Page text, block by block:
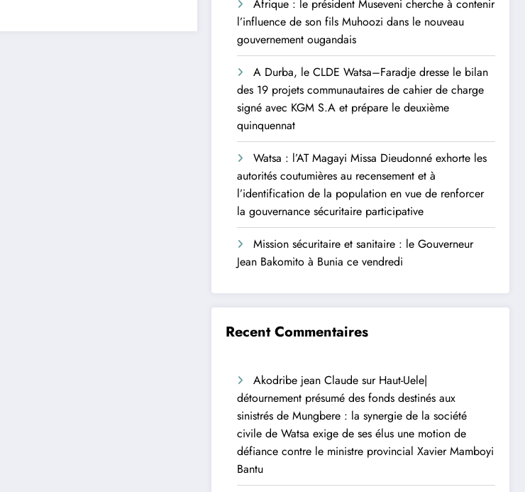
Afrique : le président Museveni cherche à contenir
l’influence de son fils Muhoozi dans le nouveau
gouvernement ougandais
A Durba, le CLDE Watsa–Faradje dresse le bilan
des 19 projets communautaires de cahier de charge
signé avec KGM S.A et prépare le deuxième
quinquennat
Watsa : l’AT Magayi Missa Dieudonné exhorte les
autorités coutumières au recensement et à
l’identification de la population en vue de renforcer
la gouvernance sécuritaire participative
Mission sécuritaire et sanitaire : le Gouverneur
Jean Bakomito à Bunia ce vendredi
Recent Commentaires
Akodribe jean Claude sur Haut-Uele|
détournement présumé des fonds destinés aux
sinistrés de Mungbere : la synergie de la société
civile de Watsa exige de ses élus une motion de
défiance contre le ministre provincial Xavier Mamboyi
Bantu